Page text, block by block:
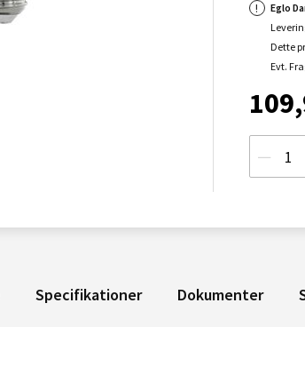
Eglo
Dette
Evt.
Specifikationer Dokumenter